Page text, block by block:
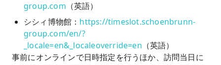
group.com （英語）
シシィ博物館： https://timeslot.schoenbrunn-
group.com/en/?
_locale=en&_localeoverride=en （英語）
事前にオンラインで日時指定を行うほか、訪問当日に